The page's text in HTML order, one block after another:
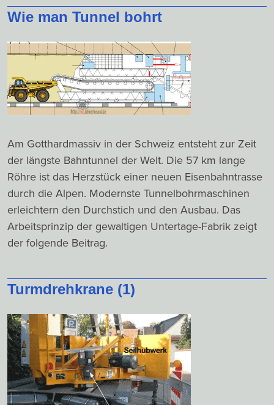
Wie man Tunnel bohrt
Am Gotthardmassiv in der Schweiz entsteht zur Zeit
der längste Bahntunnel der Welt. Die 57 km lange
Röhre ist das Herzstück einer neuen Eisenbahntrasse
durch die Alpen. Modernste Tunnelbohrmaschinen
erleichtern den Durchstich und den Ausbau. Das
Arbeitsprinzip der gewaltigen Untertage-Fabrik zeigt
der folgende Beitrag.
Turmdrehkrane (1)